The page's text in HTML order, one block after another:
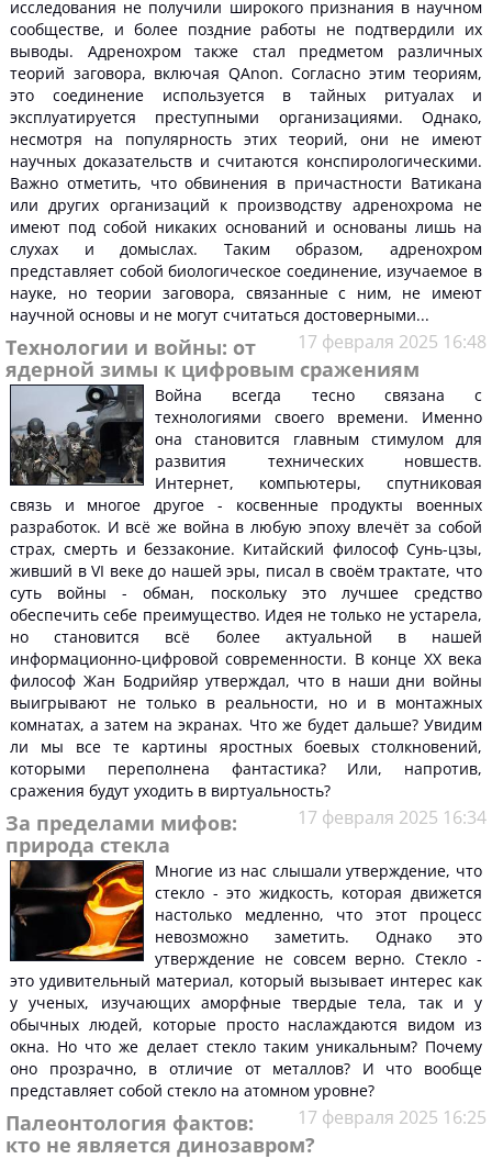
исследования не получили широкого признания в научном
сообществе, и более поздние работы не подтвердили их
выводы. Адренохром также стал предметом различных
теорий заговора, включая QAnon. Согласно этим теориям,
это соединение используется в тайных ритуалах и
эксплуатируется преступными организациями. Однако,
несмотря на популярность этих теорий, они не имеют
научных доказательств и считаются конспирологическими.
Важно отметить, что обвинения в причастности Ватикана
или других организаций к производству адренохрома не
имеют под собой никаких оснований и основаны лишь на
слухах и домыслах. Таким образом, адренохром
представляет собой биологическое соединение, изучаемое в
науке, но теории заговора, связанные с ним, не имеют
научной основы и не могут считаться достоверными...
17 февраля 2025 16:48
Технологии и войны: от
ядерной зимы к цифровым сражениям
Война всегда тесно связана с
технологиями своего времени. Именно
она становится главным стимулом для
развития технических новшеств.
Интернет, компьютеры, спутниковая
связь и многое другое - косвенные продукты военных
разработок. И всё же война в любую эпоху влечёт за собой
страх, смерть и беззаконие. Китайский философ Сунь-цзы,
живший в VI веке до нашей эры, писал в своём трактате, что
суть войны - обман, поскольку это лучшее средство
обеспечить себе преимущество. Идея не только не устарела,
но становится всё более актуальной в нашей
информационно-цифровой современности. В конце ХХ века
философ Жан Бодрийяр утверждал, что в наши дни войны
выигрывают не только в реальности, но и в монтажных
комнатах, а затем на экранах. Что же будет дальше? Увидим
ли мы все те картины яростных боевых столкновений,
которыми переполнена фантастика? Или, напротив,
сражения будут уходить в виртуальность?
17 февраля 2025 16:34
За пределами мифов:
природа стекла
Многие из нас слышали утверждение, что
стекло - это жидкость, которая движется
настолько медленно, что этот процесс
невозможно заметить. Однако это
утверждение не совсем верно. Стекло -
это удивительный материал, который вызывает интерес как
у ученых, изучающих аморфные твердые тела, так и у
обычных людей, которые просто наслаждаются видом из
окна. Но что же делает стекло таким уникальным? Почему
оно прозрачно, в отличие от металлов? И что вообще
представляет собой стекло на атомном уровне?
17 февраля 2025 16:25
Палеонтология фактов:
кто не является динозавром?